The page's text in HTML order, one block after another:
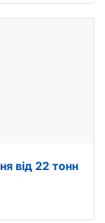
від 22 тонн